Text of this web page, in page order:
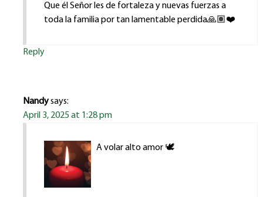
Que él Señor les de fortaleza y nuevas fuerzas a
toda la familia por tan lamentable perdida🙏🏽❤️
Reply
Nandysays:
April 3, 2025 at 1:28 pm
A volar alto amor 🕊️